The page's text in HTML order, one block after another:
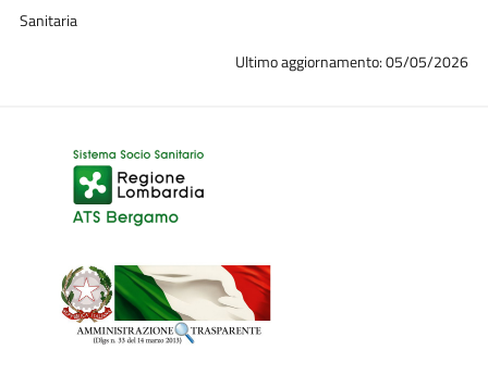
Sanitaria
Ultimo aggiornamento: 05/05/2026